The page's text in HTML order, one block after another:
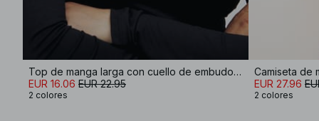
Top de manga larga con cuello de embudo Soft Line
EUR 16.06 EUR 22.95
2 colores
Camiseta de
EUR 27.96
2 colores